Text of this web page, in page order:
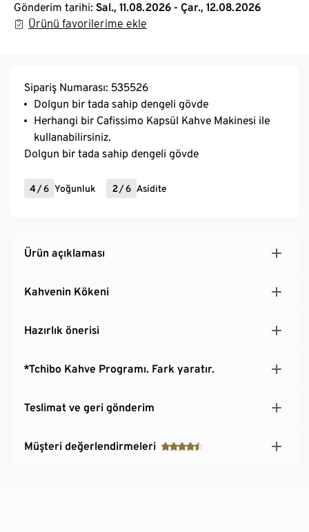
Gönderim tarihi: Sal., 11.08.2026 - Çar., 12.08.2026
Ürünü favorilerime ekle
Sipariş Numarası: 535526
Dolgun bir tada sahip dengeli gövde
Herhangi bir Cafissimo Kapsül Kahve Makinesi ile
kullanabilirsiniz.
Dolgun bir tada sahip dengeli gövde
4/6 Yoğunluk 2/6 Asidite
Ürün açıklaması
Kahvenin Kökeni
Hazırlık önerisi
*Tchibo Kahve Programı. Fark yaratır.
Teslimat ve geri gönderim
Müşteri değerlendirmeleri